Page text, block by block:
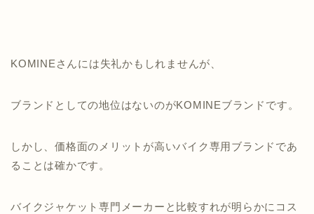
KOMINEさんには失礼かもしれませんが、
ブランドとしての地位はないのがKOMINEブランドです。
しかし、価格面のメリットが高いバイク専用ブランドであ
ることは確かです。
バイクジャケット専門メーカーと比較すれが明らかにコス